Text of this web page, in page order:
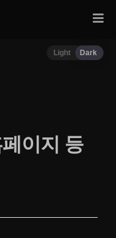
Light Dark
이지 등